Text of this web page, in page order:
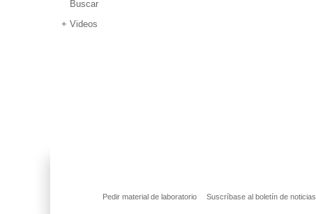
Buscar
Videos
Pedir material de laboratorio Suscríbase al boletín de noticias